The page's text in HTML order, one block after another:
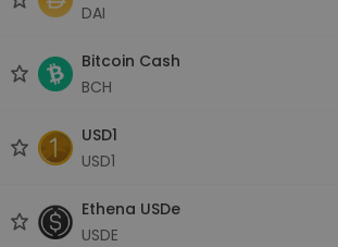
DAI
Bitcoin Cash
BCH
USD1
USD1
Ethena USDe
USDE